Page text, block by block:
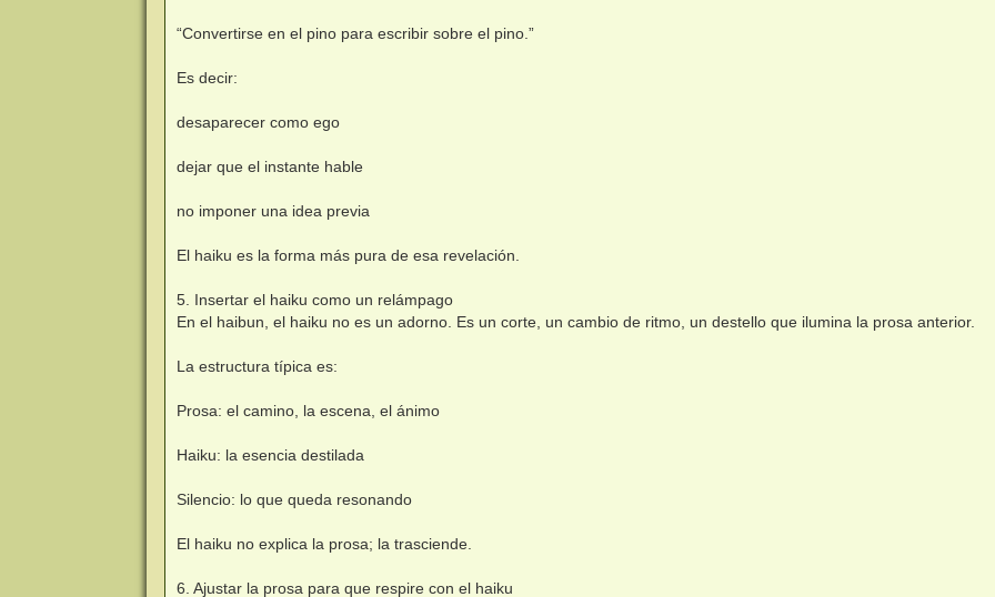
“Convertirse en el pino para escribir sobre el pino.”
Es decir:
desaparecer como ego
dejar que el instante hable
no imponer una idea previa
El haiku es la forma más pura de esa revelación.
5. Insertar el haiku como un relámpago
En el haibun, el haiku no es un adorno. Es un corte, un cambio de ritmo, un destello que ilumina la prosa anterior.
La estructura típica es:
Prosa: el camino, la escena, el ánimo
Haiku: la esencia destilada
Silencio: lo que queda resonando
El haiku no explica la prosa; la trasciende.
6. Ajustar la prosa para que respire con el haiku